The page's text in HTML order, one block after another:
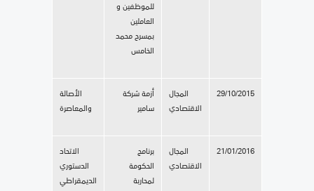
للموظفين و
العاملين
بمسرح محمد
الخامس
الأصالة
والمعاصرة
أزمة شركة
سامير
المجال
الاقتصادي
29/10/2015
الاتحاد
الدستوري
الديمقراطي
برنامج
الحكومة
لمحاربة
المجال
الاقتصادي
21/01/2016